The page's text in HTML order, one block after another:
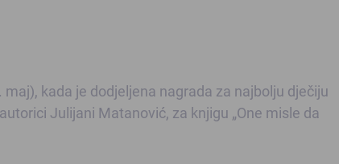
kada je dodjeljena nagrada za najbolju dječiju
Julijani Matanović, za knjigu „One misle da